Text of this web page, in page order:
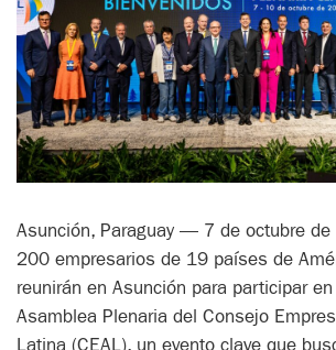
Asunción, Paraguay — 7 de octubre
200 empresarios de 19 países de
reunirán en Asunción para participar en
Asamblea Plenaria del Consejo
Latina (CEAL), un evento clave que